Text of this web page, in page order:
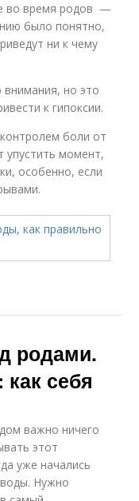
во время родов —
было понятно,
ни к чему
но это
к гипоксии.
боли от
упустить момент,
особенно, если
родами.
себя
важно ничего
этот
уже начались
Нужно